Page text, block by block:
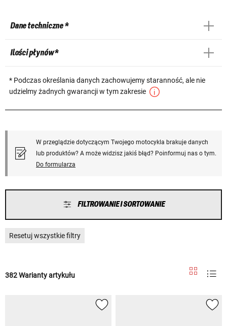
Dane techniczne *
Ilości płynów *
* Podczas określania danych zachowujemy staranność, ale nie
udzielmy żadnych gwarancji w tym zakresie
W przeglądzie dotyczącym Twojego motocykla brakuje danych
lub produktów? A może widzisz jakiś błąd? Poinformuj nas o tym.
Do formularza
FILTROWANIE I SORTOWANIE
Resetuj wszystkie filtry
382 Warianty artykułu